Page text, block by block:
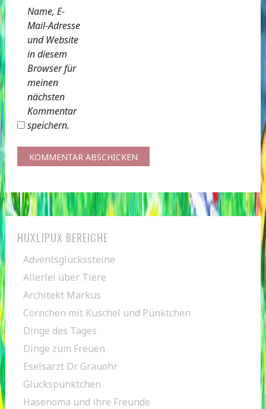
Name, E-
Mail-Adresse
und Website
in diesem
Browser für
meinen
nächsten
Kommentar
speichern.
HUXLIPUX BEREICHE
Adventsglückssteine
Allerlei über Tiere
Architekt Markus
Cörnchen mit Kuschel und Pünktchen
Dinge des Tages
Dinge zum Freuen
Eselsarzt Dr. Grauohr
Glückspünktchen
Hasenoma und ihre Freunde